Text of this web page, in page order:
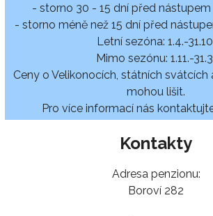
- storno 30 - 15 dní před
- storno méně než 15 dní před
Letní sezóna: 1.4.-
Mimo sezónu: 1.11.-
Ceny o Velikonocích, státních svátcích
mohou lišit.
Pro více informací nás
Kontakty
Adresa penzionu:
Boroví 282